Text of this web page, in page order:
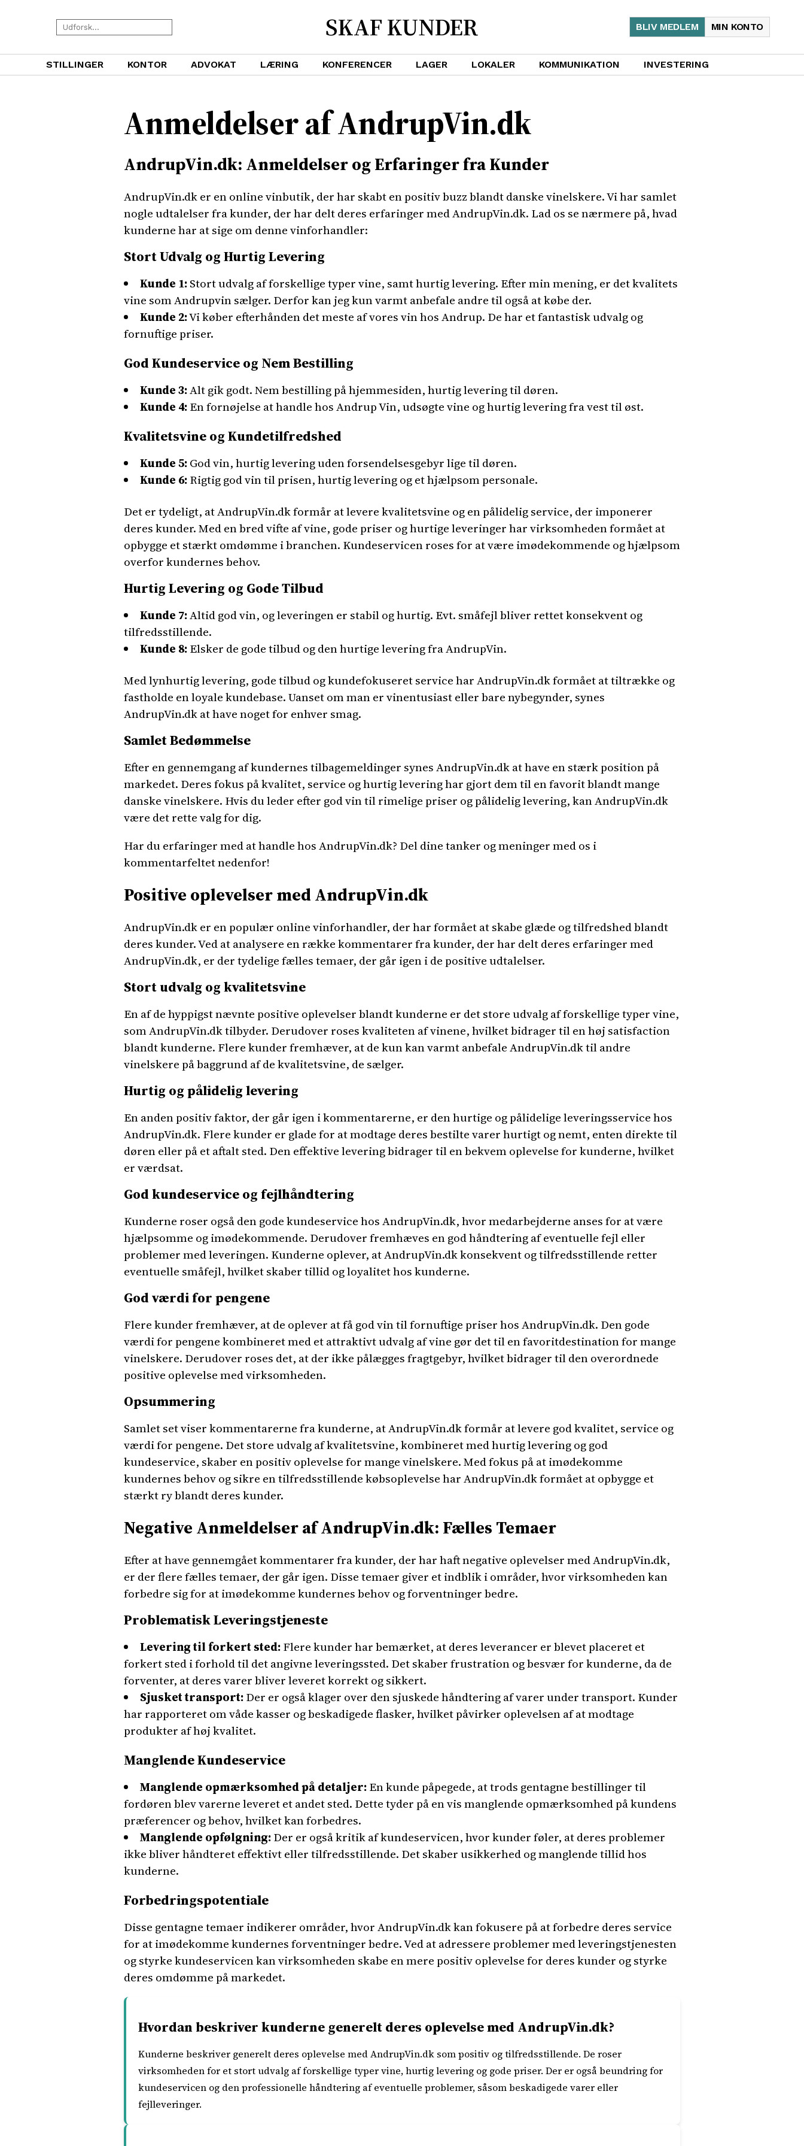
SKAF KUNDER MIN KONTO
BLIV MEDLEM
STILLINGER KONTOR ADVOKAT LÆRING KONFERENCER LAGER LOKALER KOMMUNIKATION INVESTERING
Anmeldelser af AndrupVin.dk
AndrupVin.dk: Anmeldelser og Erfaringer fra Kunder
AndrupVin.dk er en online vinbutik, der har skabt en positiv buzz blandt danske vinelskere. Vi har samlet
nogle udtalelser fra kunder, der har delt deres erfaringer med AndrupVin.dk. Lad os se nærmere på, hvad
kunderne har at sige om denne vinforhandler:
Stort Udvalg og Hurtig Levering
Kunde 1:Stort udvalg af forskellige typer vine, samt hurtig levering. Efter min mening, er det kvalitets
vine som Andrupvin sælger. Derfor kan jeg kun varmt anbefale andre til også at købe der.
Kunde 2:Vi køber efterhånden det meste af vores vin hos Andrup. De har et fantastisk udvalg og
fornuftige priser.
God Kundeservice og Nem Bestilling
Kunde 3:Alt gik godt. Nem bestilling på hjemmesiden, hurtig levering til døren.
Kunde 4:En fornøjelse at handle hos Andrup Vin, udsøgte vine og hurtig levering fra vest til øst.
Kvalitetsvine og Kundetilfredshed
Kunde 5:God vin, hurtig levering uden forsendelsesgebyr lige til døren.
Kunde 6:Rigtig god vin til prisen, hurtig levering og et hjælpsom personale.
Det er tydeligt, at AndrupVin.dk formår at levere kvalitetsvine og en pålidelig service, der imponerer
deres kunder. Med en bred vifte af vine, gode priser og hurtige leveringer har virksomheden formået at
opbygge et stærkt omdømme i branchen. Kundeservicen roses for at være imødekommende og hjælpsom
overfor kundernes behov.
Hurtig Levering og Gode Tilbud
Kunde 7:Altid god vin, og leveringen er stabil og hurtig. Evt. småfejl bliver rettet konsekvent og
tilfredsstillende.
Kunde 8:Elsker de gode tilbud og den hurtige levering fra AndrupVin.
Med lynhurtig levering, gode tilbud og kundefokuseret service har AndrupVin.dk formået at tiltrække og
fastholde en loyale kundebase. Uanset om man er vinentusiast eller bare nybegynder, synes
AndrupVin.dk at have noget for enhver smag.
Samlet Bedømmelse
Efter en gennemgang af kundernes tilbagemeldinger synes AndrupVin.dk at have en stærk position på
markedet. Deres fokus på kvalitet, service og hurtig levering har gjort dem til en favorit blandt mange
danske vinelskere. Hvis du leder efter god vin til rimelige priser og pålidelig levering, kan AndrupVin.dk
være det rette valg for dig.
Har du erfaringer med at handle hos AndrupVin.dk? Del dine tanker og meninger med os i
kommentarfeltet nedenfor!
Positive oplevelser med AndrupVin.dk
AndrupVin.dk er en populær online vinforhandler, der har formået at skabe glæde og tilfredshed blandt
deres kunder. Ved at analysere en række kommentarer fra kunder, der har delt deres erfaringer med
AndrupVin.dk, er der tydelige fælles temaer, der går igen i de positive udtalelser.
Stort udvalg og kvalitetsvine
En af de hyppigst nævnte positive oplevelser blandt kunderne er det store udvalg af forskellige typer vine,
som AndrupVin.dk tilbyder. Derudover roses kvaliteten af vinene, hvilket bidrager til en høj satisfaction
blandt kunderne. Flere kunder fremhæver, at de kun kan varmt anbefale AndrupVin.dk til andre
vinelskere på baggrund af de kvalitetsvine, de sælger.
Hurtig og pålidelig levering
En anden positiv faktor, der går igen i kommentarerne, er den hurtige og pålidelige leveringsservice hos
AndrupVin.dk. Flere kunder er glade for at modtage deres bestilte varer hurtigt og nemt, enten direkte til
døren eller på et aftalt sted. Den effektive levering bidrager til en bekvem oplevelse for kunderne, hvilket
er værdsat.
God kundeservice og fejlhåndtering
Kunderne roser også den gode kundeservice hos AndrupVin.dk, hvor medarbejderne anses for at være
hjælpsomme og imødekommende. Derudover fremhæves en god håndtering af eventuelle fejl eller
problemer med leveringen. Kunderne oplever, at AndrupVin.dk konsekvent og tilfredsstillende retter
eventuelle småfejl, hvilket skaber tillid og loyalitet hos kunderne.
God værdi for pengene
Flere kunder fremhæver, at de oplever at få god vin til fornuftige priser hos AndrupVin.dk. Den gode
værdi for pengene kombineret med et attraktivt udvalg af vine gør det til en favoritdestination for mange
vinelskere. Derudover roses det, at der ikke pålægges fragtgebyr, hvilket bidrager til den overordnede
positive oplevelse med virksomheden.
Opsummering
Samlet set viser kommentarerne fra kunderne, at AndrupVin.dk formår at levere god kvalitet, service og
værdi for pengene. Det store udvalg af kvalitetsvine, kombineret med hurtig levering og god
kundeservice, skaber en positiv oplevelse for mange vinelskere. Med fokus på at imødekomme
kundernes behov og sikre en tilfredsstillende købsoplevelse har AndrupVin.dk formået at opbygge et
stærkt ry blandt deres kunder.
Negative Anmeldelser af AndrupVin.dk: Fælles Temaer
Efter at have gennemgået kommentarer fra kunder, der har haft negative oplevelser med AndrupVin.dk,
er der flere fælles temaer, der går igen. Disse temaer giver et indblik i områder, hvor virksomheden kan
forbedre sig for at imødekomme kundernes behov og forventninger bedre.
Problematisk Leveringstjeneste
Levering til forkert sted:Flere kunder har bemærket, at deres leverancer er blevet placeret et
forkert sted i forhold til det angivne leveringssted. Det skaber frustration og besvær for kunderne, da de
forventer, at deres varer bliver leveret korrekt og sikkert.
Sjusket transport:Der er også klager over den sjuskede håndtering af varer under transport. Kunder
har rapporteret om våde kasser og beskadigede flasker, hvilket påvirker oplevelsen af at modtage
produkter af høj kvalitet.
Manglende Kundeservice
Manglende opmærksomhed på detaljer:En kunde påpegede, at trods gentagne bestillinger til
fordøren blev varerne leveret et andet sted. Dette tyder på en vis manglende opmærksomhed på kundens
præferencer og behov, hvilket kan forbedres.
Manglende opfølgning:Der er også kritik af kundeservicen, hvor kunder føler, at deres problemer
ikke bliver håndteret effektivt eller tilfredsstillende. Det skaber usikkerhed og manglende tillid hos
kunderne.
Forbedringspotentiale
Disse gentagne temaer indikerer områder, hvor AndrupVin.dk kan fokusere på at forbedre deres service
for at imødekomme kundernes forventninger bedre. Ved at adressere problemer med leveringstjenesten
og styrke kundeservicen kan virksomheden skabe en mere positiv oplevelse for deres kunder og styrke
deres omdømme på markedet.
Hvordan beskriver kunderne generelt deres oplevelse med AndrupVin.dk?
Kunderne beskriver generelt deres oplevelse med AndrupVin.dk som positiv og tilfredsstillende. De roser
virksomheden for et stort udvalg af forskellige typer vine, hurtig levering og gode priser. Der er også beundring for
kundeservicen og den professionelle håndtering af eventuelle problemer, såsom beskadigede varer eller
fejlleveringer.